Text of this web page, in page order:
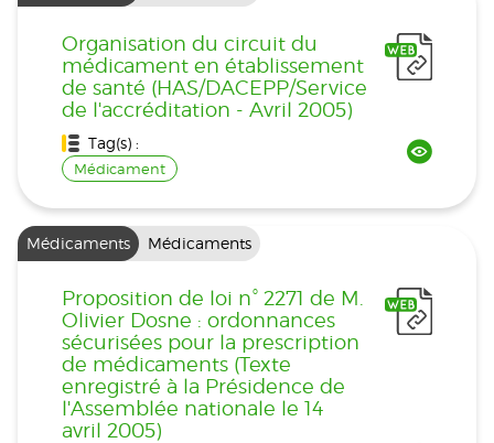
Organisation du circuit du
médicament en établissement
de santé (HAS/DACEPP/Service
de l'accréditation - Avril 2005)
Tag(s) :
Médicament
Médicaments Médicaments
Proposition de loi n° 2271 de M.
Olivier Dosne : ordonnances
sécurisées pour la prescription
de médicaments (Texte
enregistré à la Présidence de
l'Assemblée nationale le 14
avril 2005)